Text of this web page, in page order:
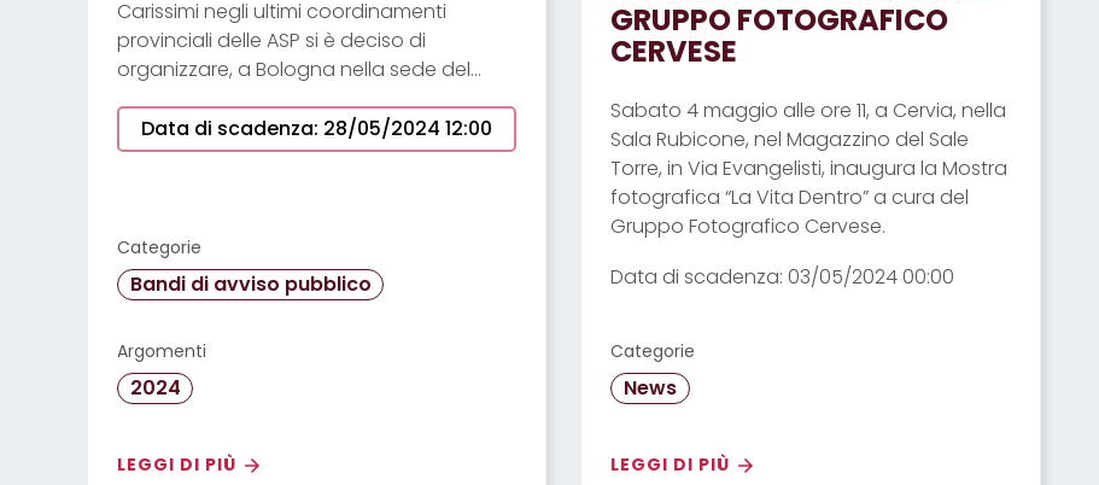
Carissimi negli ultimi coordinamenti
provinciali delle ASP si è deciso di
organizzare, a Bologna nella sede del
Day, ovvero una giornata dedicata ad
analizzare proposte tecnologiche
potranno partecipare.
Data di scadenza: 28/05/2024 12:00
Categorie
Bandi di avviso pubblico
Argomenti
2024
LEGGI DI PIÙ
GRUPPO FOTOGRAFICO
CERVESE
Sabato 4 maggio alle ore 11, a Cervia, nella
Sala Rubicone, nel Magazzino del Sale
Torre, in Via Evangelisti, inaugura la Mostra
fotografica “La Vita Dentro” a cura del
Gruppo Fotografico Cervese.
Data di scadenza: 03/05/2024 00:00
Categorie
News
LEGGI DI PIÙ